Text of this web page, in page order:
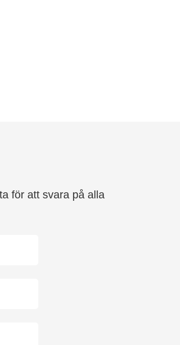
för att svara på alla